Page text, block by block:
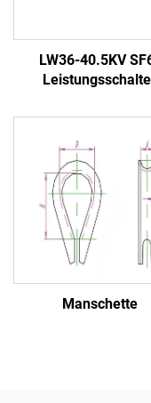
LW36-40.5KV
Manschette